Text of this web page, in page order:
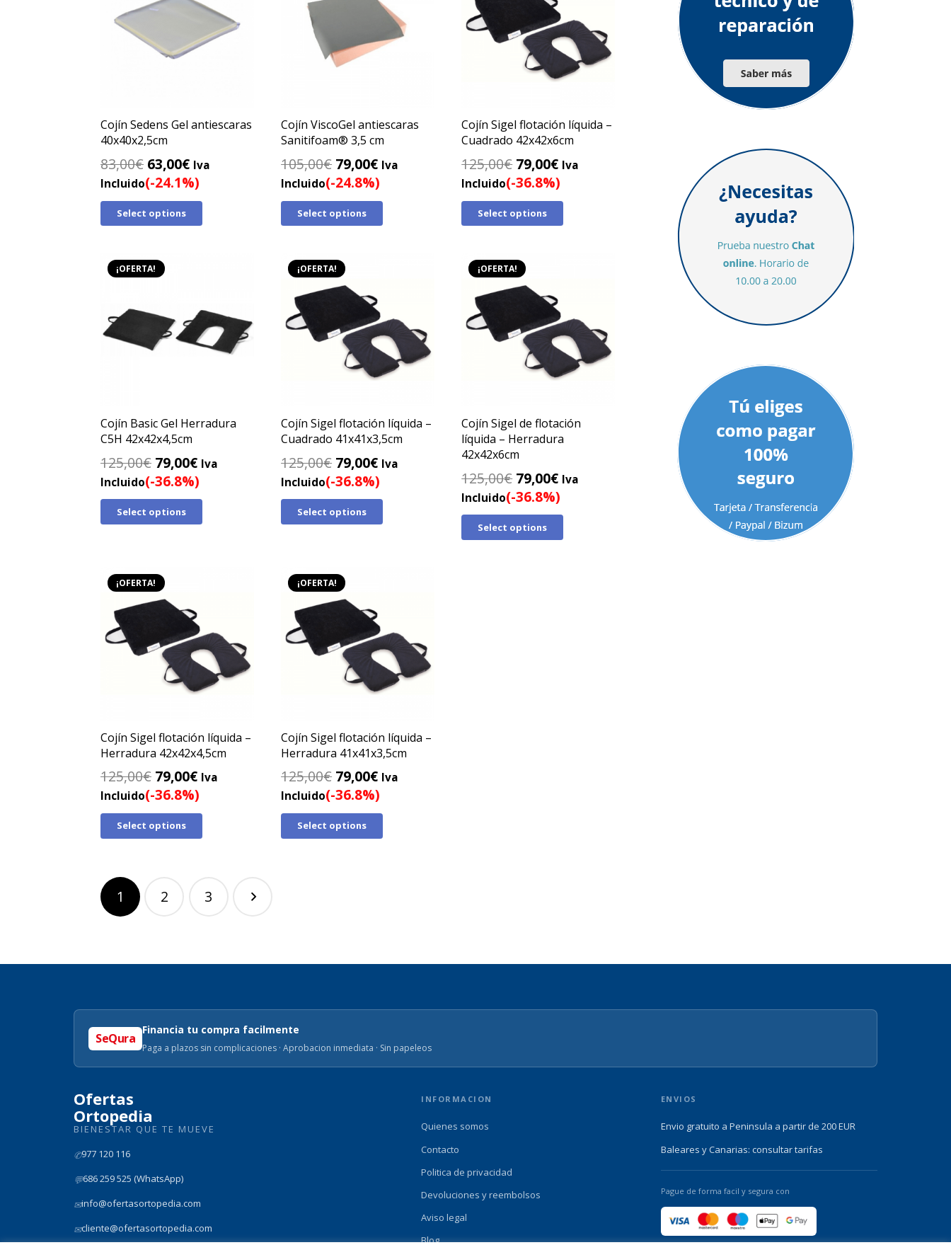
Cojín Sedens Gel antiescaras
40x40x2,5cm
83,00€ El
precio
original
era:
63,00€El
precio
actual
Iva
Incluido(-24.1%)
Select options
Cojín ViscoGel antiescaras
Sanitifoam® 3,5 cm
105,00€ El
precio
original
era:
79,00€El
precio
actual
Iva
Incluido(-24.8%)
Select options
Cojín Sigel flotación líquida –
Cuadrado 42x42x6cm
125,00€ El
precio
original
era:
79,00€El
precio
actual
Iva
Incluido(-36.8%)
Select options
¡OFERTA!
Cojín Basic Gel Herradura
C5H 42x42x4,5cm
125,00€ El
precio
original
era:
79,00€El
precio
actual
Iva
Incluido(-36.8%)
Select options
¡OFERTA!
Cojín Sigel flotación líquida –
Cuadrado 41x41x3,5cm
125,00€ El
precio
original
era:
79,00€El
precio
actual
Iva
Incluido(-36.8%)
Select options
¡OFERTA!
Cojín Sigel de flotación
líquida – Herradura
42x42x6cm
125,00€ El
precio
original
era:
79,00€El
precio
actual
Iva
Incluido(-36.8%)
Select options
¡OFERTA!
Cojín Sigel flotación líquida –
Herradura 42x42x4,5cm
125,00€ El
precio
original
era:
79,00€El
precio
actual
Iva
Incluido(-36.8%)
Select options
¡OFERTA!
Cojín Sigel flotación líquida –
Herradura 41x41x3,5cm
125,00€ El
precio
original
era:
79,00€El
precio
actual
Iva
Incluido(-36.8%)
Select options
Paginación
de
entradas
1 2 3
SeQura
Financia tu compra facilmente
Paga a plazos sin complicaciones · Aprobacion inmediata · Sin papeleos
Ofertas
Ortopedia
BIENESTAR QUE TE MUEVE
✆977 120 116
💬686 259 525 (WhatsApp)
✉info@ofertasortopedia.com
✉cliente@ofertasortopedia.com
INFORMACION
Quienes somos
Contacto
Politica de privacidad
Devoluciones y reembolsos
Aviso legal
Blog
ENVIOS
Envio gratuito a Peninsula a partir de 200 EUR
Baleares y Canarias: consultar tarifas
Pague de forma facil y segura con